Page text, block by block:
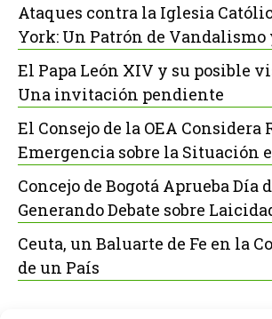
Ataques contra la Iglesia
York: Un Patrón de Vandalismo
El Papa León XIV y su posible
Una invitación pendiente
El Consejo de la OEA Considera
Emergencia sobre la Situación
Concejo de Bogotá Aprueba Día
Generando Debate sobre
Ceuta, un Baluarte de Fe en la
de un País